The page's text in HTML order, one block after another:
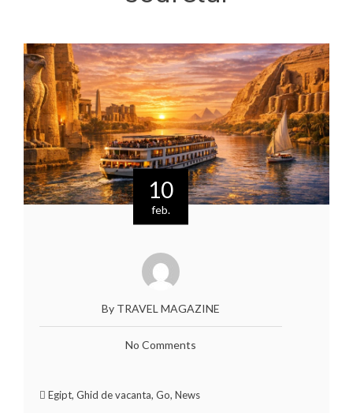
10
feb.
By TRAVEL MAGAZINE
No Comments
Egipt, Ghid de vacanta, Go, News